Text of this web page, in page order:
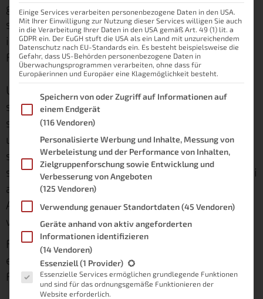
gespielt haben. Diese Fensterkontakte lassen
sich auch als Türkontakte nutzen, ich spreche
in diesem Beitrag allerdings vorwiegend von
Fensterkontakten.
Unser Szenario sah vor, dass wir in Openhab
sehen können, ob derzeit Fenster geöffnet
sind. Wenn man die Wohnung verlässt, kann
uns der Raspberry Pi eine Nachricht hinterher
schicken, dass nicht alle Fenster geschlossen
sind. Denkbar wäre auch, dass der Raspberry Pi
als Alarmmeldesystem fungiert und einen
Alarmton auslöst, sofern ein Fenster geöffnet
wird und keiner anwesend ist.
Für welches Szenario auch immer man sich
entscheidet, es gibt genügend Möglichkeiten
Fensterkontakte im Smart Home einzusetzen.
Einige Services verarbeiten personenbezogene Daten in den USA.
Mit Ihrer Einwilligung zur Nutzung dieser Services willigen Sie auch
in die Verarbeitung Ihrer Daten in den USA gemäß Art. 49 (1) lit. a
GDPR ein. Der EuGH stuft die USA als ein Land mit unzureichendem
Datenschutz nach EU-Standards ein. Es besteht beispielsweise die
Gefahr, dass US-Behörden personenbezogene Daten in
Überwachungsprogrammen verarbeiten, ohne dass für
Europäerinnen und Europäer eine Klagemöglichkeit besteht.
Im Folgenden finden Sie eine Liste der Zwecke des IAB
Speichern von oder Zugriff auf Informationen auf
einem Endgerät
(116 Vendoren)
Personalisierte Werbung und Inhalte, Messung von
Werbeleistung und der Performance von Inhalten,
Zielgruppenforschung sowie Entwicklung und
Verbesserung von Angeboten
(125 Vendoren)
Verwendung genauer Standortdaten(45 Vendoren)
Geräte anhand von aktiv angeforderten
Informationen identifizieren
(14 Vendoren)
Es folgt eine Liste der Service-Gruppen, für die eine
Essenziell(1 Provider)
Essenzielle Services ermöglichen grundlegende Funktionen
und sind für das ordnungsgemäße Funktionieren der
Website erforderlich.